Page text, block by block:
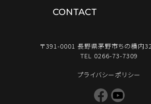
CONTACT
〒391-0001 長野県茅野市ちの横内
TEL 0266-73-7309
プライバシーポリシー